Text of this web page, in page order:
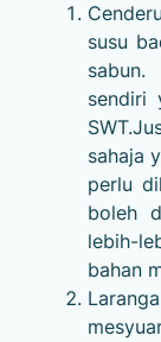
susu
sabun.
sendiri
sahaja
perlu
boleh
lebih-
bahan